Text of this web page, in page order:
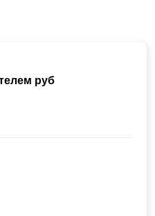
руб